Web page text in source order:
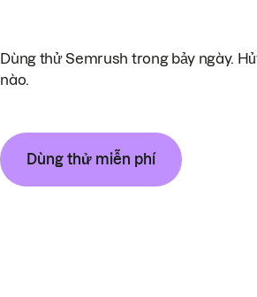
Dùng thử Semrush trong bảy ngày.
nào.
Dùng thử miễn phí